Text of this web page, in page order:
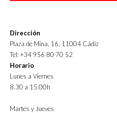
Dirección
Plaza de Mina, 16, 11004 Cádiz
Tel: +34 956 80 70 52
Horario
Lunes a Viernes
8.30 a 15.00h
Martes y Jueves